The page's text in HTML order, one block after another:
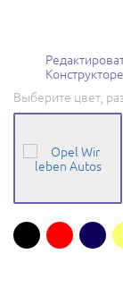
Конструкторе
Выберите цвет,